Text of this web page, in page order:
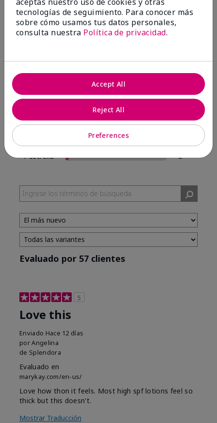
Escribir Una Opinión
3 estrellas
1
1 estrella
2
Evaluado por 57 clientes
5
Love this
Enviado Hace 12 días
porAngelina
de Splendora
Evaluado en
marykay.com/en-us/
Love how thon it feels. Most high spf lotions feel so
thick but this doesn't.
Mostrar Traducción
tecnologías de seguimiento. Para conocer más
sobre cómo usamos tus datos personales,
consulta nuestra Política de privacidad.
Preferences
Reject All
Accept All